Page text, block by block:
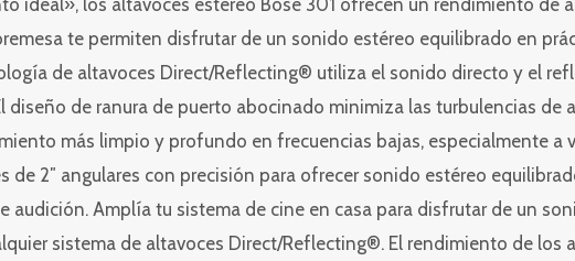
ideal», los altavoces estéreo Bose 301 ofrecen un rendimiento de
te permiten disfrutar de un sonido estéreo equilibrado en
de altavoces Direct/Reflecting® utiliza el sonido directo y el
diseño de ranura de puerto abocinado minimiza las turbulencias de
más limpio y profundo en frecuencias bajas, especialmente a
de 2″ angulares con precisión para ofrecer sonido estéreo
audición. Amplía tu sistema de cine en casa para disfrutar de un
sistema de altavoces Direct/Reflecting®. El rendimiento de los